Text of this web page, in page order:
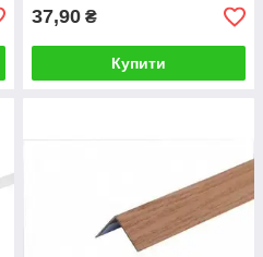
37,90 ₴
Купити